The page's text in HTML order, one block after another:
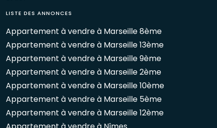
LISTE DES ANNONCES
Appartement à vendre à Marseille 8ème
Appartement à vendre à Marseille 13ème
Appartement à vendre à Marseille 9ème
Appartement à vendre à Marseille 2ème
Appartement à vendre à Marseille 10ème
Appartement à vendre à Marseille 5ème
Appartement à vendre à Marseille 12ème